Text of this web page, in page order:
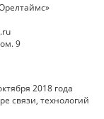
9
2018 года
связи, технологий